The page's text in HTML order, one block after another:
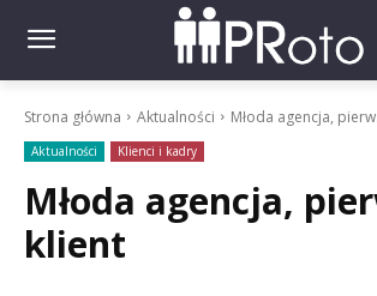
Strona główna Aktualności Młoda agencja,
Aktualności Klienci i kadry
Młoda agencja,
klient